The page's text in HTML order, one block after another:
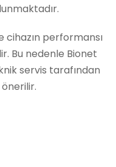
cihazın performansı
Bu nedenle Bionet
servis tarafından